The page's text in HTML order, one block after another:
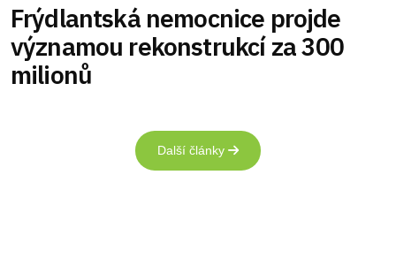
Frýdlantská nemocnice projde
významou rekonstrukcí za 300
milionů
Další články